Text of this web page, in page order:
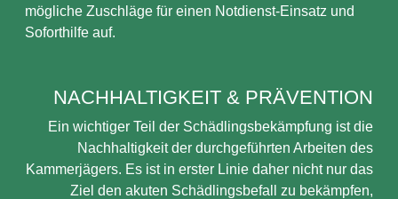
mögliche Zuschläge für einen Notdienst-Einsatz und
Soforthilfe auf.
NACHHALTIGKEIT & PRÄVENTION
Ein wichtiger Teil der Schädlingsbekämpfung ist die
Nachhaltigkeit der durchgeführten Arbeiten des
Kammerjägers. Es ist in erster Linie daher nicht nur das
Ziel den akuten Schädlingsbefall zu bekämpfen,